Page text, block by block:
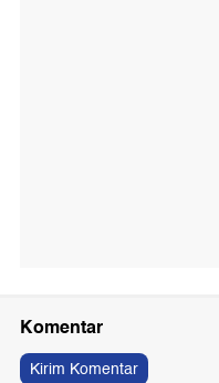
Komentar
Kirim Komentar